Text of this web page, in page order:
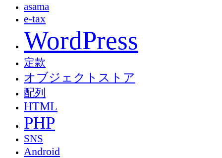
asama
e-tax
WordPress
定款
オブジェクトストア
配列
HTML
PHP
SNS
Android